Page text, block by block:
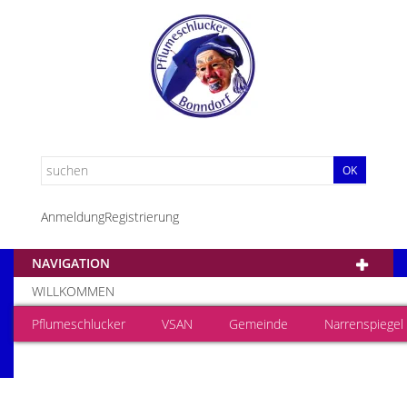
OK
AnmeldungRegistrierung
NAVIGATION
WILLKOMMEN
Pflumeschlucker
VSAN Gemeinde Narrenspiegel